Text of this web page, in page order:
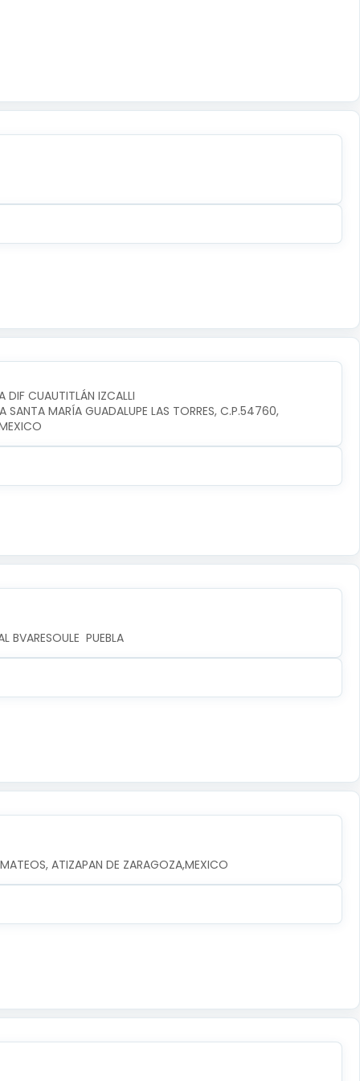
DIF CUAUTITLÁN IZCALLI
SANTA MARÍA GUADALUPE LAS TORRES, C.P.54760,
BVARESOULE  PUEBLA
ATIZAPAN DE ZARAGOZA,MEXICO